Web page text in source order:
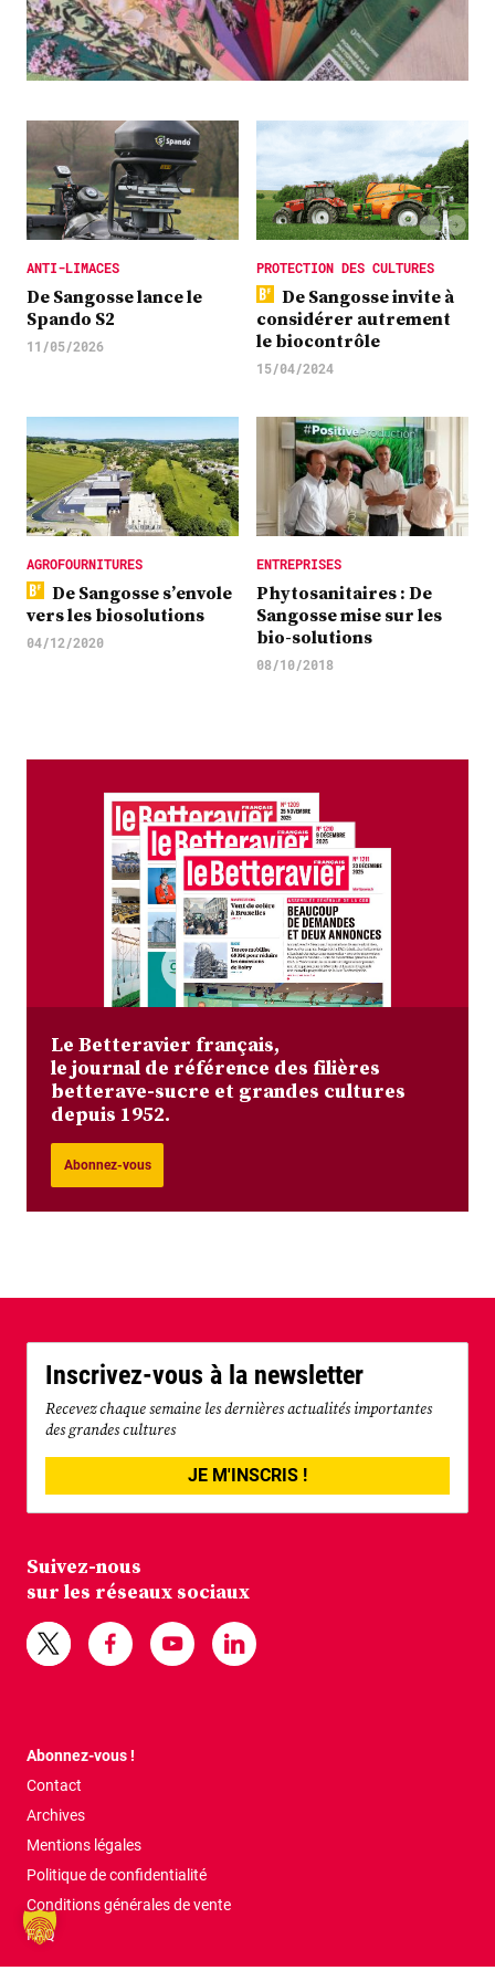
Plus
ANTI-LIMACES
De Sangosse lance le
Spando S2
11/05/2026
PROTECTION DES CULTURES
De Sangosse invite à
considérer autrement
le biocontrôle
15/04/2024
AGROFOURNITURES
De Sangosse s’envole
vers les biosolutions
04/12/2020
ENTREPRISES
Phytosanitaires : De
Sangosse mise sur les
bio-solutions
08/10/2018
Le Betteravier français,
le journal de référence des filières
betterave-sucre et grandes cultures
depuis 1952.
Abonnez-vous
Inscrivez-vous à la newsletter
Recevez chaque semaine les dernières actualités importantes
des grandes cultures
JE M'INSCRIS !
Suivez-nous
sur les réseaux sociaux
Abonnez-vous !
Contact
Archives
Mentions légales
Politique de confidentialité
Conditions générales de vente
FAQ